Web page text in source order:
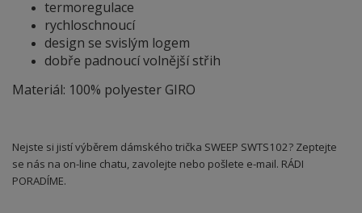
termoregulace
rychloschnoucí
design se svislým logem
dobře padnoucí volnější střih
Materiál: 100% polyester GIRO
Nejste si jistí výběrem dámského trička SWEEP SWTS102? Zeptejte
se nás na on-line chatu, zavolejte nebo pošlete e-mail. RÁDI
PORADÍME.